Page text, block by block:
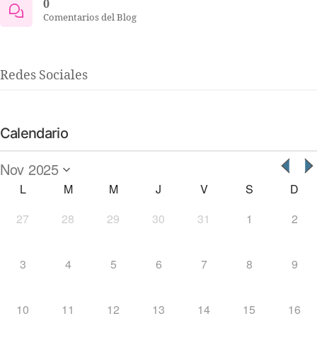
0
Comentarios del Blog
Redes Sociales
Calendario
L M M J V S
D
27
28 29 30 31 1 2
3 4 5 6 7 8 9
10 11 12 13 14 15 16